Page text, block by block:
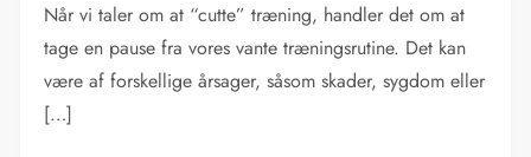
Når vi taler om at “cutte” træning, handler det om at
tage en pause fra vores vante træningsrutine. Det kan
være af forskellige årsager, såsom skader, sygdom eller
[…]